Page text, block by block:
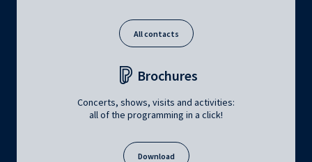
All contacts
Brochures
Concerts, shows, visits and activities:
all of the programming in a click!
Download